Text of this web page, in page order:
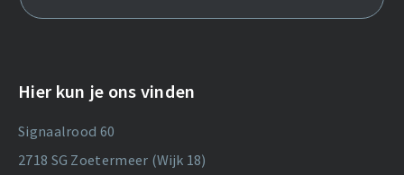
Hier kun je ons vinden
Signaalrood 60
2718 SG Zoetermeer (Wijk 18)